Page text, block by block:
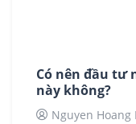
Có nên đầu tư
này không?
Nguyen